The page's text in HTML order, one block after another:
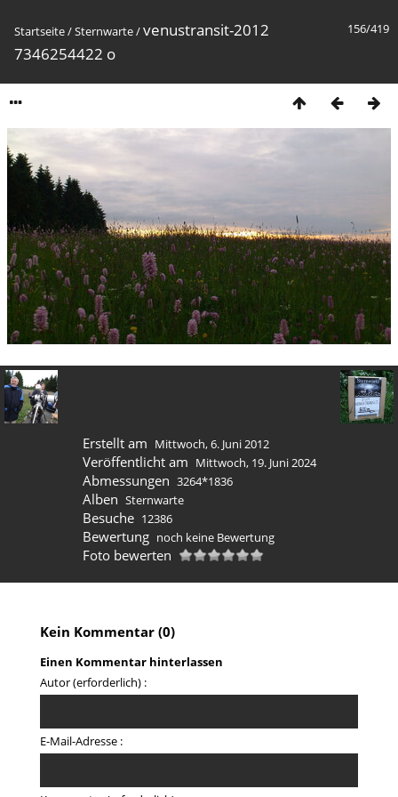
156/419
Startseite/Sternwarte/venustransit-2012
7346254422 o
Erstellt am Mittwoch, 6. Juni 2012
Veröffentlicht am Mittwoch, 19. Juni 2024
Abmessungen 3264*1836
Alben Sternwarte
Besuche 12386
Bewertung noch keine Bewertung
Foto bewerten
Kein Kommentar (0)
Einen Kommentar hinterlassen
Autor (erforderlich) :
E-Mail-Adresse :